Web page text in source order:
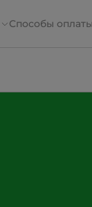
Способы оплаты